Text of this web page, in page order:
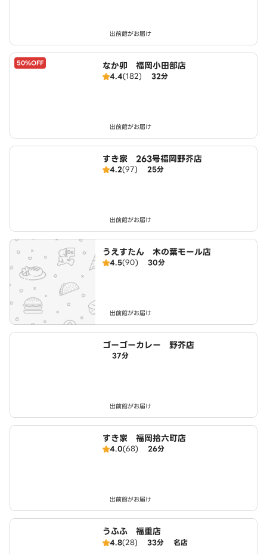
出前館がお届け
50%OFF なか卯 福岡小田部店
4.4(182) 32分
出前館がお届け
すき家 263号福岡野芥店
4.2(97) 25分
出前館がお届け
うえすたん 木の葉モール店
4.5(90) 30分
出前館がお届け
ゴーゴーカレー 野芥店
37分
出前館がお届け
すき家 福岡拾六町店
4.0(68) 26分
出前館がお届け
うふふ 福重店
4.8(28) 33分 名店